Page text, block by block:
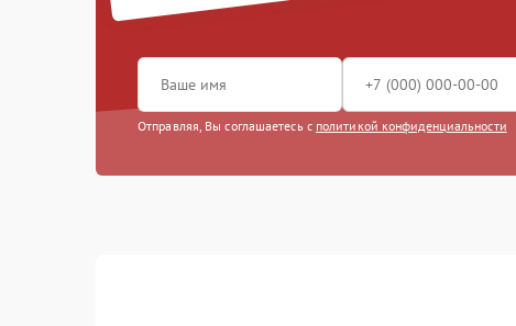
Отправляя, Вы соглашаетесь с политикой конфиденциальности